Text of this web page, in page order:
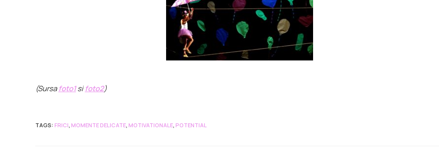
(Sursafoto1sifoto2)
TAGS: FRICI MOMENTE DELICATE MOTIVATIONALE POTENTIAL